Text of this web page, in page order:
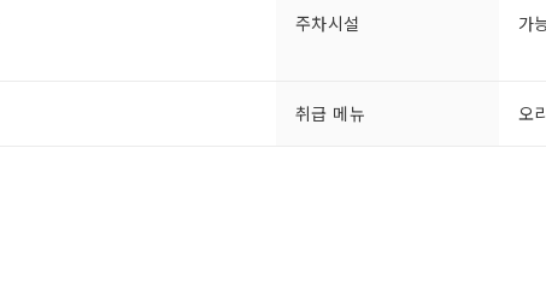
주차시설 가
취급 메뉴 오